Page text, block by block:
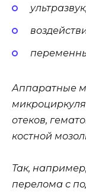
Аппаратные
отеков,
костной
Так,
перелома с